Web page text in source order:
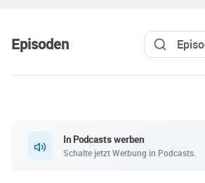
Episoden
In Podcasts werben
Schalte jetzt Werbung in Podcasts.